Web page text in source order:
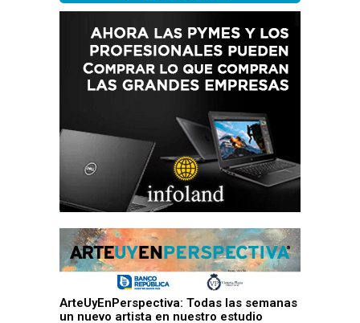
ArteUyEnPerspectiva: Todas las semanas
un nuevo artista en nuestro estudio